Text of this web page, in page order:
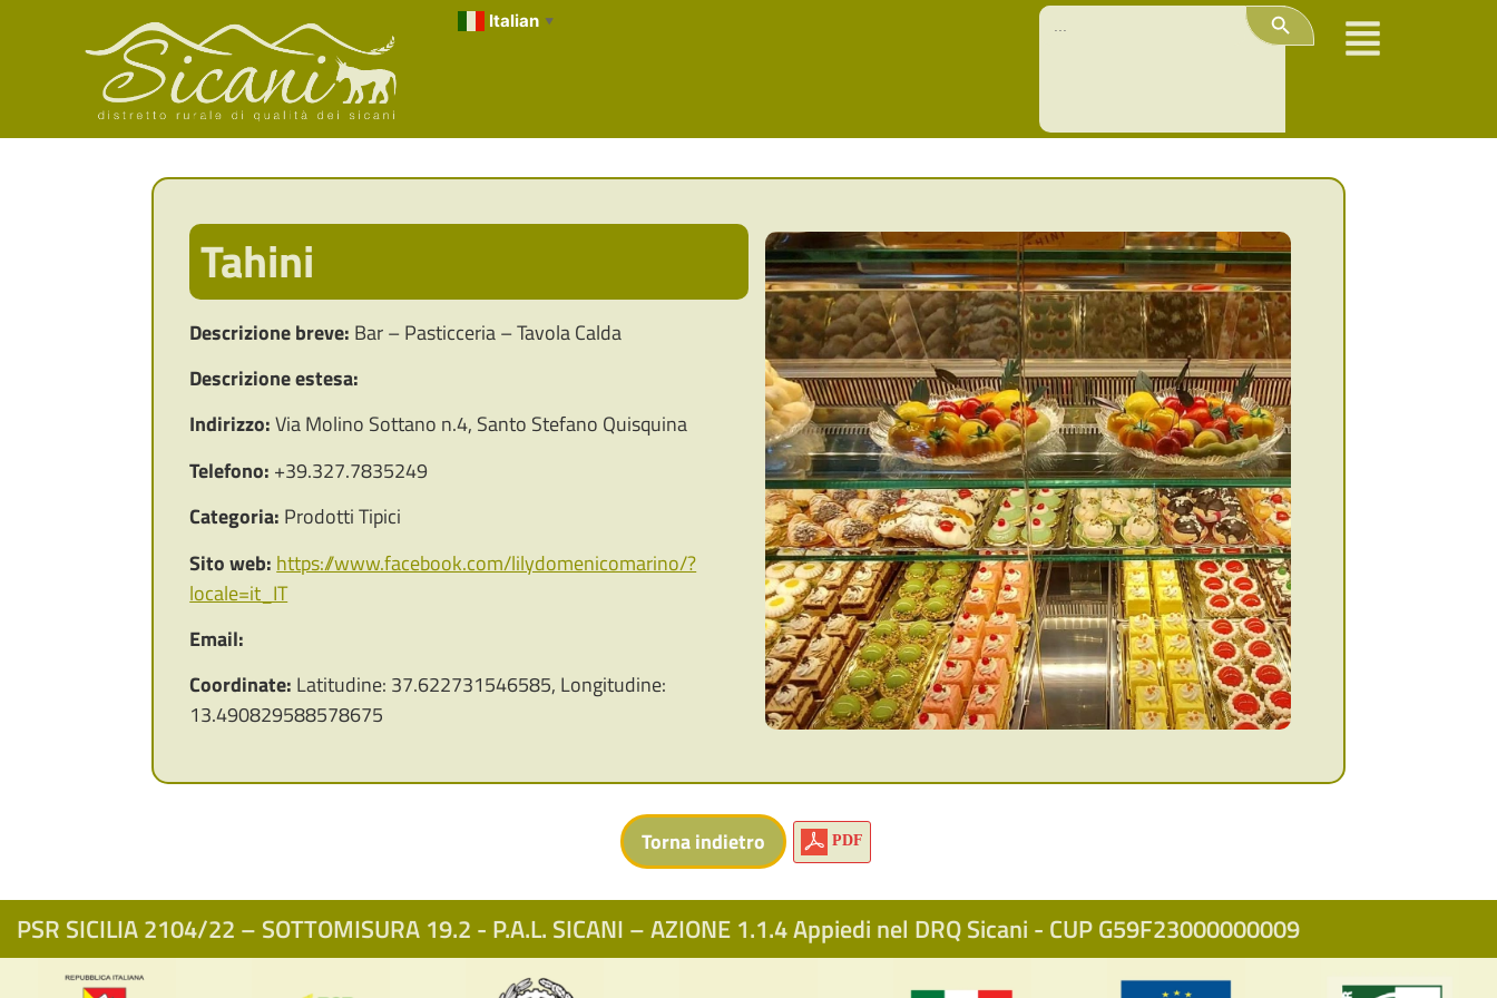
Italian ▼
Search
for:
Search Button
Tahini
Descrizione breve: Bar – Pasticceria – Tavola Calda
Descrizione estesa:
Indirizzo:Via Molino Sottano n.4, Santo Stefano Quisquina
Telefono: +39.327.7835249
Categoria: Prodotti Tipici
Sito web: https://www.facebook.com/lilydomenicomarino/?
locale=it_IT
Email:
Coordinate: Latitudine: 37.622731546585, Longitudine:
13.490829588578675
PDF
PSR SICILIA 2104/22 – SOTTOMISURA 19.2 - P.A.L. SICANI – AZIONE 1.1.4 Appiedi nel DRQ Sicani - CUP G59F23000000009